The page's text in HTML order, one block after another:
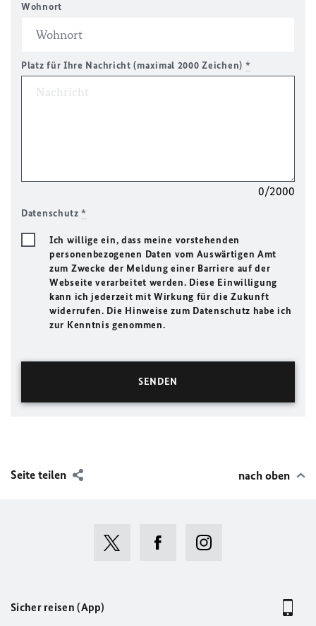
Wohnort
Platz für Ihre Nachricht (maximal 2000 Zeichen) *
0/2000
Datenschutz*
Ich willige ein, dass meine vorstehenden
personenbezogenen Daten vom Auswärtigen Amt
zum Zwecke der Meldung einer Barriere auf der
Webseite verarbeitet werden. Diese Einwilligung
kann ich jederzeit mit Wirkung für die Zukunft
widerrufen. Die Hinweise zum Datenschutz habe ich
zur Kenntnis genommen.
Seite teilen nach oben
Sicher reisen (App)